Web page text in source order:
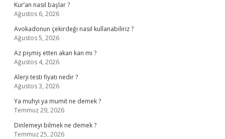
Kur’an nasıl başlar ?
Ağustos 6, 2026
Avokadonun çekirdeği nasıl kullanabiliriz ?
Ağustos 5, 2026
Az pişmiş etten akan kan mı ?
Ağustos 4, 2026
Alerji testi fiyatı nedir ?
Ağustos 3, 2026
Ya muhyi ya mumit ne demek ?
Temmuz 29, 2026
Dinlemeyi bilmek ne demek ?
Temmuz 25, 2026